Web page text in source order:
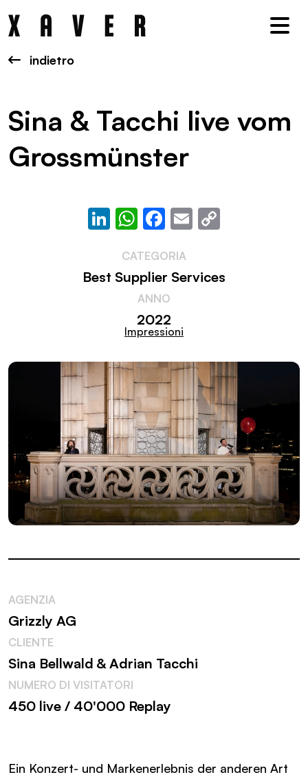
indietro
Sina & Tacchi live vom
Grossmünster
LinkedIn
WhatsApp
Facebook
Email
CATEGORIA
Best Supplier Services
ANNO
2022
Impressioni
AGENZIA
Grizzly AG
CLIENTE
Sina Bellwald & Adrian Tacchi
NUMERO DI VISITATORI
450 live / 40'000 Replay
Ein Konzert- und Markenerlebnis der anderen Art